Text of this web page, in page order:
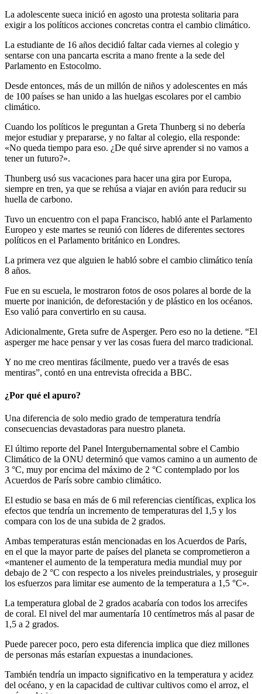
La adolescente sueca inició en agosto una protesta solitaria para
exigir a los políticos acciones concretas contra el cambio climático.
La estudiante de 16 años decidió faltar cada viernes al colegio y
sentarse con una pancarta escrita a mano frente a la sede del
Parlamento en Estocolmo.
Desde entonces, más de un millón de niños y adolescentes en más
de 100 países se han unido a las huelgas escolares por el cambio
climático.
Cuando los políticos le preguntan a Greta Thunberg si no debería
mejor estudiar y prepararse, y no faltar al colegio, ella responde:
«No queda tiempo para eso. ¿De qué sirve aprender si no vamos a
tener un futuro?».
Thunberg usó sus vacaciones para hacer una gira por Europa,
siempre en tren, ya que se rehúsa a viajar en avión para reducir su
huella de carbono.
Tuvo un encuentro con el papa Francisco, habló ante el Parlamento
Europeo y este martes se reunió con líderes de diferentes sectores
políticos en el Parlamento británico en Londres.
La primera vez que alguien le habló sobre el cambio climático tenía
8 años.
Fue en su escuela, le mostraron fotos de osos polares al borde de la
muerte por inanición, de deforestación y de plástico en los océanos.
Eso valió para convertirlo en su causa.
Adicionalmente, Greta sufre de Asperger. Pero eso no la detiene. “El
asperger me hace pensar y ver las cosas fuera del marco tradicional.
Y no me creo mentiras fácilmente, puedo ver a través de esas
mentiras”, contó en una entrevista ofrecida a BBC.
¿Por qué el apuro?
Una diferencia de solo medio grado de temperatura tendría
consecuencias devastadoras para nuestro planeta.
El último reporte del Panel Intergubernamental sobre el Cambio
Climático de la ONU determinó que vamos camino a un aumento de
3 °C, muy por encima del máximo de 2 °C contemplado por los
Acuerdos de París sobre cambio climático.
El estudio se basa en más de 6 mil referencias científicas, explica los
efectos que tendría un incremento de temperaturas del 1,5 y los
compara con los de una subida de 2 grados.
Ambas temperaturas están mencionadas en los Acuerdos de París,
en el que la mayor parte de países del planeta se comprometieron a
«mantener el aumento de la temperatura media mundial muy por
debajo de 2 °C con respecto a los niveles preindustriales, y proseguir
los esfuerzos para limitar ese aumento de la temperatura a 1,5 °C».
La temperatura global de 2 grados acabaría con todos los arrecifes
de coral. El nivel del mar aumentaría 10 centímetros más al pasar de
1,5 a 2 grados.
Puede parecer poco, pero esta diferencia implica que diez millones
de personas más estarían expuestas a inundaciones.
También tendría un impacto significativo en la temperatura y acidez
del océano, y en la capacidad de cultivar cultivos como el arroz, el